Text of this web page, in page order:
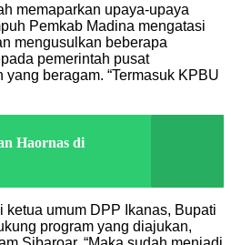
memaparkan upaya-upaya
Pemkab Madina mengatasi
mengusulkan beberapa
pemerintah pusat
beragam. “Termasuk KPBU
Haornas di
ketua umum DPP Ikanas, Bupati
program yang diajukan,